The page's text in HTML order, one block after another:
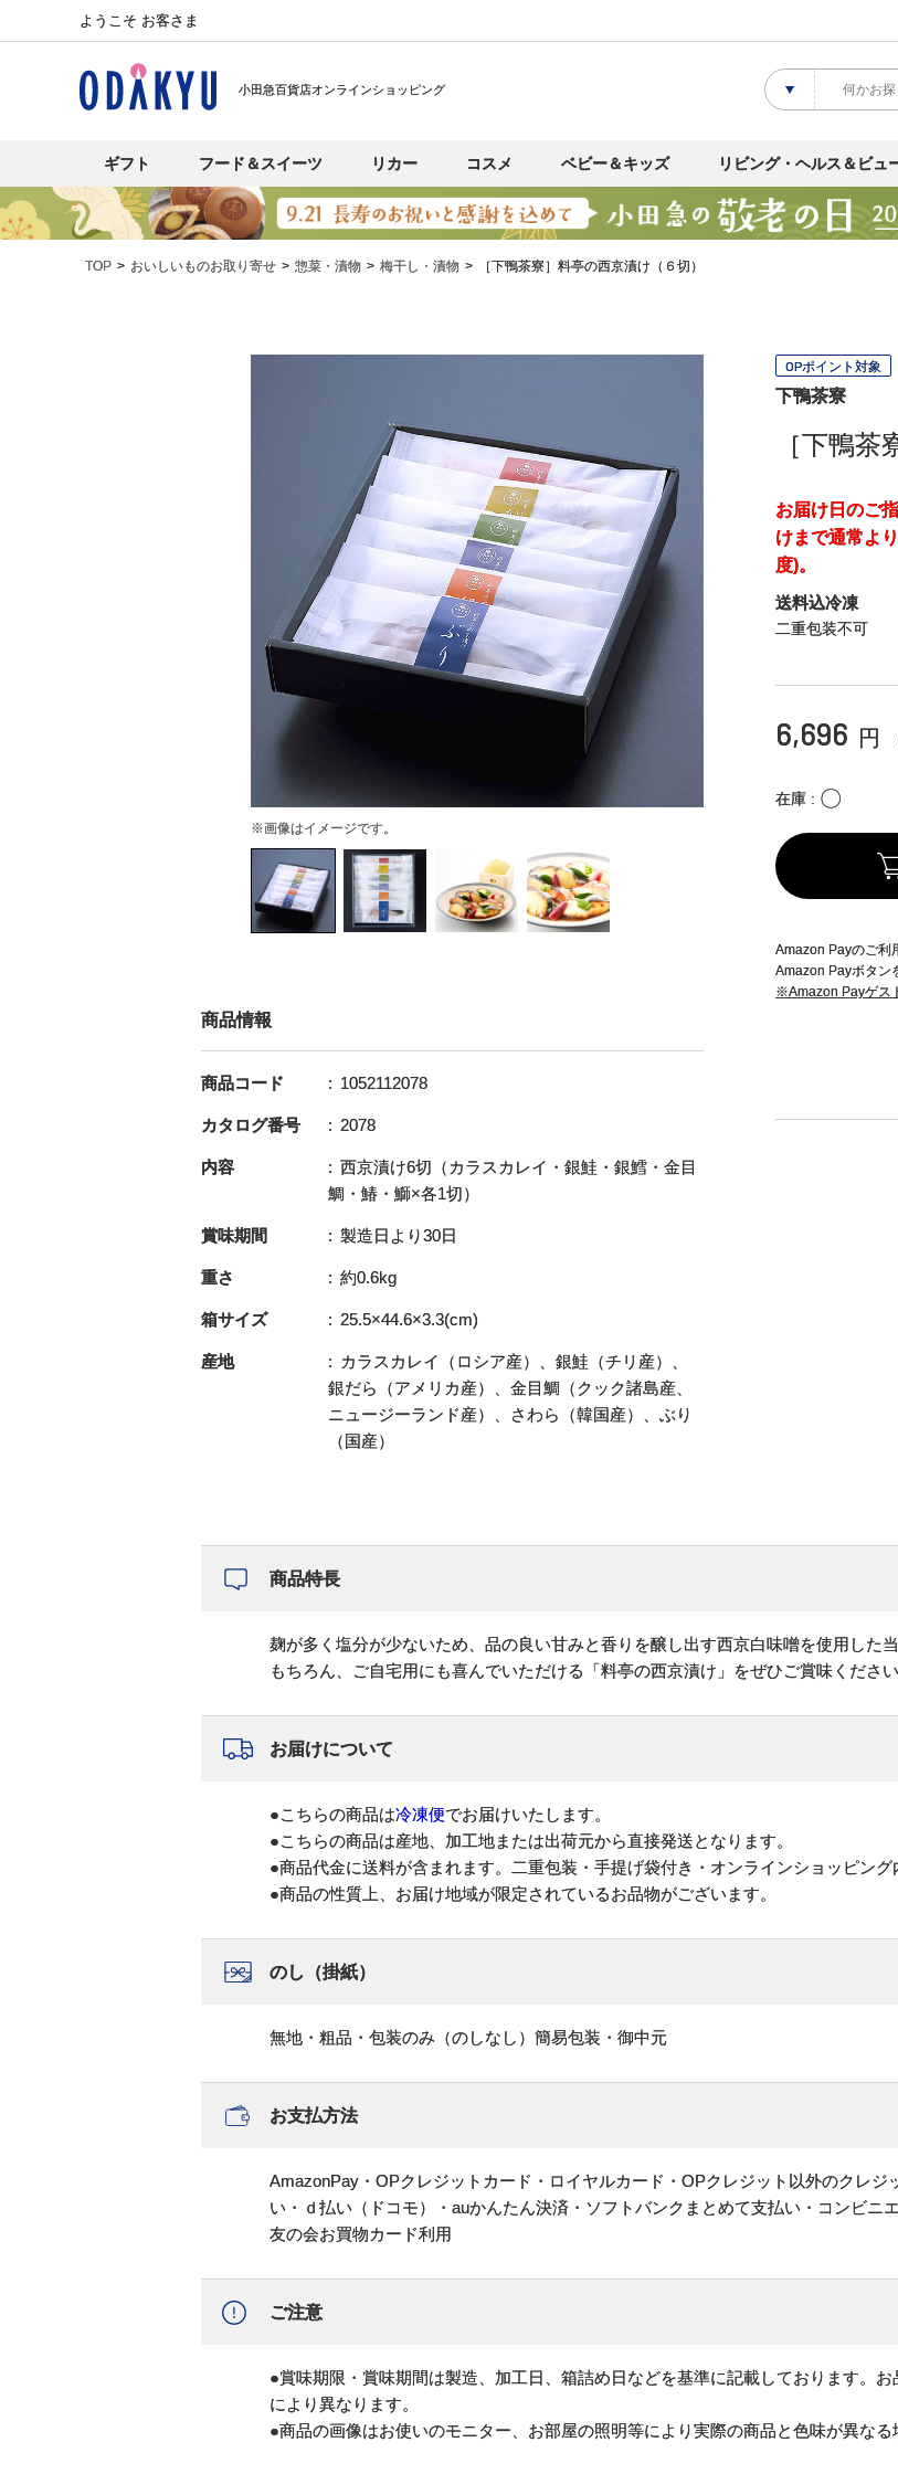
ようこそ お客さま
小田急百貨店オンラインショッピング
ギフト フード＆スイーツ リカー コスメ ベビー＆キッズ リビング・ヘルス＆ビュ
TOP おいしいものお取り寄せ 惣菜・漬物 梅干し・漬物 ［下鴨茶寮］料亭の西京漬け（６切）
※画像はイメージです。
OPポイント対象
下鴨茶寮
［下鴨茶
お届け日のご
けまで通常よ
度)。
送料込冷凍
二重包装不可
6,696 円
在庫 〇
Amazon Payのご利
Amazon Payボタン
※Amazon Payゲス
商品情報
商品コード 1052112078
カタログ番号 2078
内容
西京漬け6切（カラスカレイ・銀鮭・銀鱈・金目
鯛・鰆・鰤×各1切）
賞味期間 製造日より30日
重さ 約0.6kg
箱サイズ 25.5×44.6×3.3(cm)
産地
カラスカレイ（ロシア産）、銀鮭（チリ産）、
銀だら（アメリカ産）、金目鯛（クック諸島産、
ニュージーランド産）、さわら（韓国産）、ぶり
（国産）
商品特長
麹が多く塩分が少ないため、品の良い甘みと香りを醸し出す西京白味噌を使用した
もちろん、ご自宅用にも喜んでいただける「料亭の西京漬け」をぜひご賞味ください
お届けについて
●こちらの商品は冷凍便でお届けいたします。
●こちらの商品は産地、加工地または出荷元から直接発送となります。
●商品代金に送料が含まれます。二重包装・手提げ袋付き・オンラインショッピング
●商品の性質上、お届け地域が限定されているお品物がございます。
のし（掛紙）
無地・粗品・包装のみ（のしなし）簡易包装・御中元
お支払方法
AmazonPay・OPクレジットカード・ロイヤルカード・OPクレジット以外のクレ
い・ｄ払い（ドコモ）・auかんたん決済・ソフトバンクまとめて支払い・コンビニ
友の会お買物カード利用
ご注意
●賞味期限・賞味期間は製造、加工日、箱詰め日などを基準に記載しております。
により異なります。
●商品の画像はお使いのモニター、お部屋の照明等により実際の商品と色味が異なる